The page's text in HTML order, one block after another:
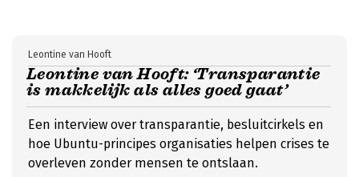
Leontine van Hooft: ‘Transparantie
is makkelijk als alles goed gaat’
Leontine van Hooft
Een interview over transparantie, besluitcirkels en
hoe Ubuntu-principes organisaties helpen crises te
overleven zonder mensen te ontslaan.